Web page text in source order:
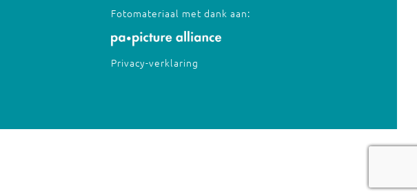
Fotomateriaal met dank aan:
Privacy-verklaring